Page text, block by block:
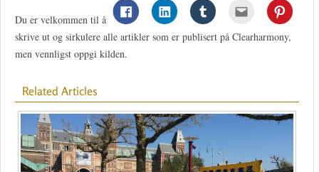
Du er velkommen til å
skrive ut og sirkulere alle artikler som er publisert på Clearharmony,
men vennligst oppgi kilden.
Related Articles